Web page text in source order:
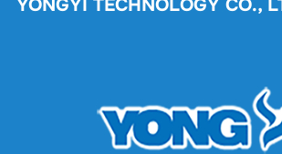
YONGYI TECHNOLOGY CO.,